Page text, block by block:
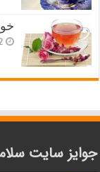
جوایز سایت